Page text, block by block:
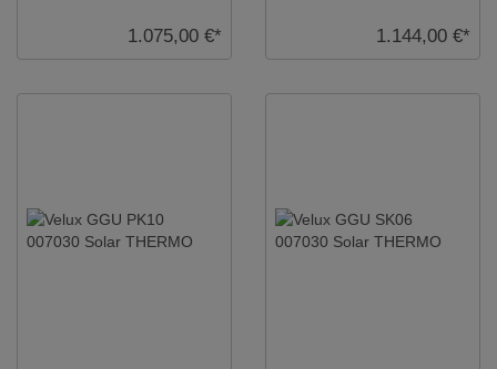
Dachfenster, Solar ...1.075,00 €*
Dachfenster, Solar ...1.144,00 €*